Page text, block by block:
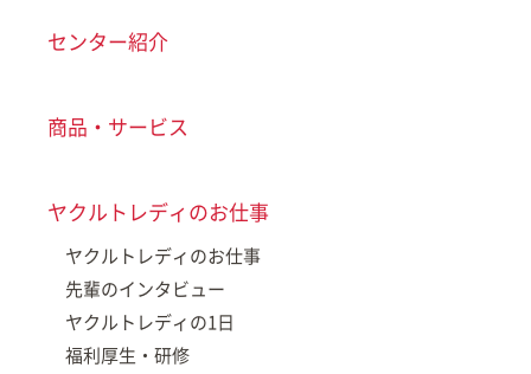
センター紹介
商品・サービス
ヤクルトレディのお仕事
ヤクルトレディのお仕事
先輩のインタビュー
ヤクルトレディの1日
福利厚生・研修